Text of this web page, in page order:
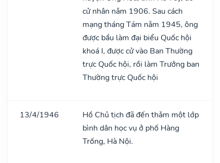
cử nhân nǎm 1906. Sau cách
mạng tháng Tám nǎm 1945, ông
được bầu làm đại biểu Quốc hội
khoá I, được cử vào Ban Thường
trực Quốc hội, rồi làm Trưởng ban
Thường trực Quốc hội
13/4/1946
Hồ Chủ tịch đã đến thǎm một lớp
bình dân học vụ ở phố Hàng
Trống, Hà Nội.